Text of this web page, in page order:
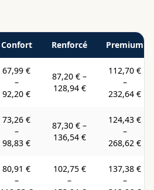
Confort Renforcé Premium
67,99 €
–
92,20 €
87,20 € –
128,94 €
112,70 €
–
232,64 €
73,26 €
–
98,83 €
87,30 € –
136,54 €
124,43 €
–
268,62 €
80,91 €
–
102,75 €
–
137,38 €
–